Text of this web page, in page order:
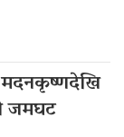
मदनकृष्णदेखि
जमघट